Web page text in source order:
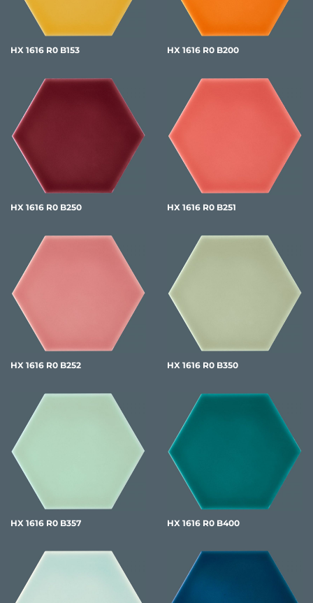
HX 1616 R0 B153 HX 1616 R0 B200
HX 1616 R0 B250 HX 1616 R0 B251
HX 1616 R0 B252 HX 1616 R0 B350
HX 1616 R0 B357 HX 1616 R0 B400